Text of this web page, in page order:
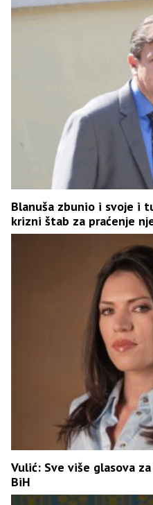
Blanuša zbunio i svoje i
krizni štab za praćenje
Vulić: Sve više glasova
BiH